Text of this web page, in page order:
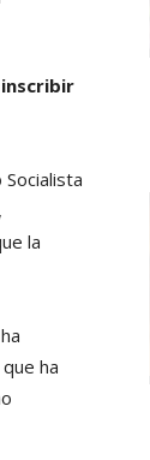
la
ha